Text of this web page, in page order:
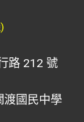
路 212 號
渡國民中學